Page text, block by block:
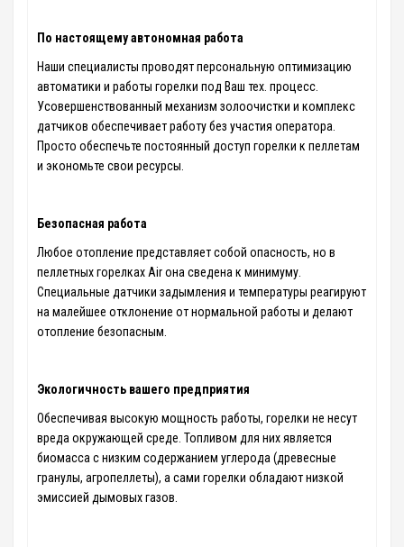
По настоящему автономная работа
Наши специалисты проводят персональную оптимизацию
автоматики и работы горелки под Ваш тех. процесс.
Усовершенствованный механизм золоочистки и комплекс
датчиков обеспечивает работу без участия оператора.
Просто обеспечьте постоянный доступ горелки к пеллетам
и экономьте свои ресурсы.
Безопасная работа
Любое отопление представляет собой опасность, но в
пеллетных горелках Air она сведена к минимуму.
Специальные датчики задымления и температуры реагируют
на малейшее отклонение от нормальной работы и делают
отопление безопасным.
Экологичность вашего предприятия
Обеспечивая высокую мощность работы, горелки не несут
вреда окружающей среде. Топливом для них является
биомасса с низким содержанием углерода (древесные
гранулы, агропеллеты), а сами горелки обладают низкой
эмиссией дымовых газов.